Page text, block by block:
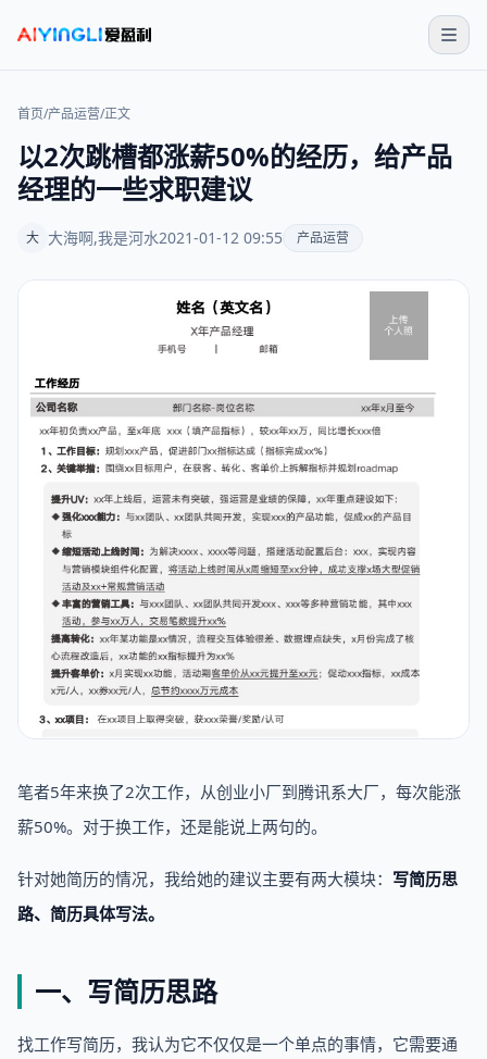
首页/产品运营/正文
以2次跳槽都涨薪50%的经历，给产品
经理的一些求职建议
大 大海啊,我是河水2021-01-12 09:55 产品运营
笔者5年来换了2次工作，从创业小厂到腾讯系大厂，每次能涨
薪50%。对于换工作，还是能说上两句的。
针对她简历的情况，我给她的建议主要有两大模块： 写简历思
路、简历具体写法。
一、写简历思路
找工作写简历，我认为它不仅仅是一个单点的事情，它需要通